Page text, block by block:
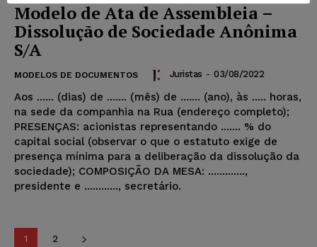
Modelo de Ata de Assembleia –
Dissolução de Sociedade Anônima
S/A
MODELOS DE DOCUMENTOS Juristas - 03/08/2022
Aos ...... (dias) de ....... (mês) de ....... (ano), às ..... horas,
na sede da companhia na Rua (endereço completo);
PRESENÇAS: acionistas representando ....... % do
capital social (observar o que o estatuto exige de
presença mínima para a deliberação da dissolução da
sociedade); COMPOSIÇÃO DA MESA: .............,
presidente e ............, secretário.
1 2